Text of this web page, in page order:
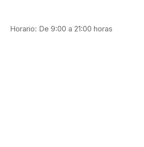
Horario: De 9:00 a 21:00 horas